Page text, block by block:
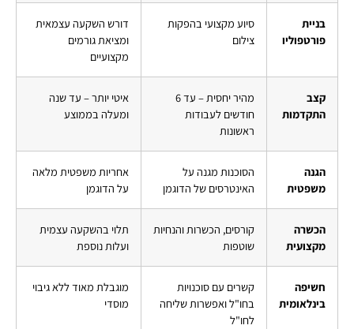
בניית
פורטפוליו
סיוע מקצועי בהפקות
צילום
דורש השקעה עצמאית
ומציאת גורמים
מקצועיים
קצב
התקדמות
מהיר יחסית – עד 6
חודשים לעבודות
ראשונות
איטי יותר – עד שנה
ומעלה בממוצע
הגנה
משפטית
הסוכנות מגנה על
האינטרסים של הדוגמן
אחריות משפטית מלאה
על הדוגמן
הכשרה
מקצועית
קורסים, הכשרות והנחיות
שוטפות
תלוי בהשקעה עצמית
ועלות נוספת
חשיפה
בינלאומית
קשרים עם סוכנויות
בחו"ל ואפשרות שליחה
לחו"ל
מוגבלת מאוד ללא גיבוי
מוסדי